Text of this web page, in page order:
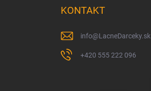
KONTAKT
info@LacneDarceky.sk
+420 555 222 096